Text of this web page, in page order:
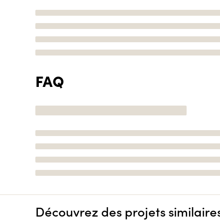
FAQ
Découvrez des projets